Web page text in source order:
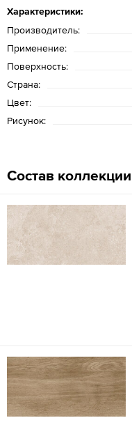
Характеристики:
Производитель:
Применение:
Поверхность:
Страна:
Цвет:
Рисунок:
Состав коллекции